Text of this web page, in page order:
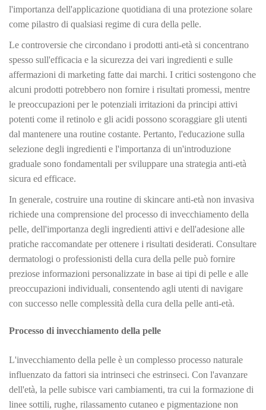
l'importanza dell'applicazione quotidiana di una protezione solare
come pilastro di qualsiasi regime di cura della pelle.
Le controversie che circondano i prodotti anti-età si concentrano
spesso sull'efficacia e la sicurezza dei vari ingredienti e sulle
affermazioni di marketing fatte dai marchi. I critici sostengono che
alcuni prodotti potrebbero non fornire i risultati promessi, mentre
le preoccupazioni per le potenziali irritazioni da principi attivi
potenti come il retinolo e gli acidi possono scoraggiare gli utenti
dal mantenere una routine costante. Pertanto, l'educazione sulla
selezione degli ingredienti e l'importanza di un'introduzione
graduale sono fondamentali per sviluppare una strategia anti-età
sicura ed efficace.
In generale, costruire una routine di skincare anti-età non invasiva
richiede una comprensione del processo di invecchiamento della
pelle, dell'importanza degli ingredienti attivi e dell'adesione alle
pratiche raccomandate per ottenere i risultati desiderati. Consultare
dermatologi o professionisti della cura della pelle può fornire
preziose informazioni personalizzate in base ai tipi di pelle e alle
preoccupazioni individuali, consentendo agli utenti di navigare
con successo nelle complessità della cura della pelle anti-età.
Processo di invecchiamento della pelle
L'invecchiamento della pelle è un complesso processo naturale
influenzato da fattori sia intrinseci che estrinseci. Con l'avanzare
dell'età, la pelle subisce vari cambiamenti, tra cui la formazione di
linee sottili, rughe, rilassamento cutaneo e pigmentazione non